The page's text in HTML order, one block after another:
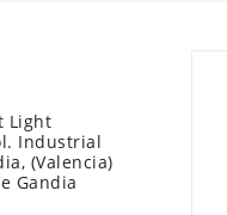
Light
Industrial
(Valencia)
Gandia